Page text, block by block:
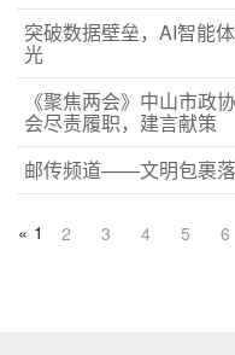
突破数据壁垒，AI智能
光
《聚焦两会》中山市政
会尽责履职，建言献策
邮传频道——文明包裹
« 1 2 3 4 5 6